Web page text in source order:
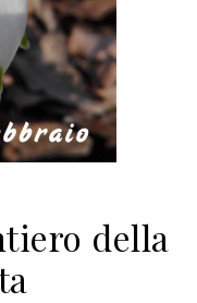
della